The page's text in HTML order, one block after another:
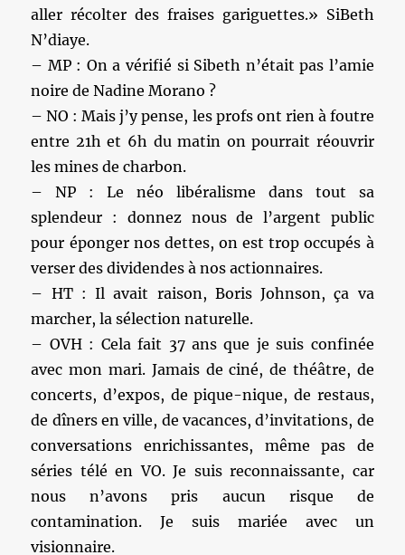
aller récolter des fraises gariguettes.» SiBeth
N’diaye.
– MP : On a vérifié si Sibeth n’était pas l’amie
noire de Nadine Morano ?
– NO : Mais j’y pense, les profs ont rien à foutre
entre 21h et 6h du matin on pourrait réouvrir
les mines de charbon.
– NP : Le néo libéralisme dans tout sa
splendeur : donnez nous de l’argent public
pour éponger nos dettes, on est trop occupés à
verser des dividendes à nos actionnaires.
– HT : Il avait raison, Boris Johnson, ça va
marcher, la sélection naturelle.
– OVH : Cela fait 37 ans que je suis confinée
avec mon mari. Jamais de ciné, de théâtre, de
concerts, d’expos, de pique-nique, de restaus,
de dîners en ville, de vacances, d’invitations, de
conversations enrichissantes, même pas de
séries télé en VO. Je suis reconnaissante, car
nous n’avons pris aucun risque de
contamination. Je suis mariée avec un
visionnaire.